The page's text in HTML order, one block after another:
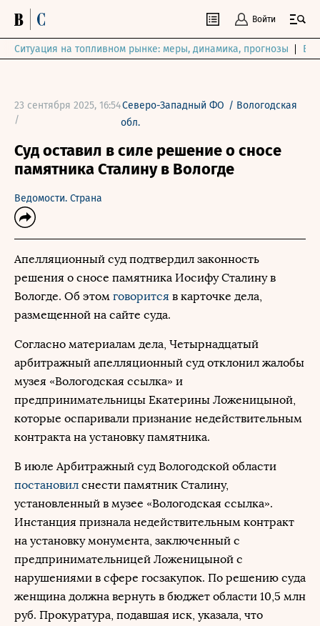
Войти
Ситуация на топливном рынке: меры, динамика, прогнозы
23 сентября 2025, 16:54
/
Северо-Западный ФО / Вологодская
обл.
Суд оставил в силе решение о сносе
памятника Сталину в Вологде
Ведомости. Страна
Апелляционный суд подтвердил законность
решения о сносе памятника Иосифу Сталину в
Вологде. Об этом говорится в карточке дела,
размещенной на сайте суда.
Согласно материалам дела, Четырнадцатый
арбитражный апелляционный суд отклонил жалобы
музея «Вологодская ссылка» и
предпринимательницы Екатерины Ложеницыной,
которые оспаривали признание недействительным
контракта на установку памятника.
В июле Арбитражный суд Вологодской области
постановил снести памятник Сталину,
установленный в музее «Вологодская ссылка».
Инстанция признала недействительным контракт
на установку монумента, заключенный с
предпринимательницей Ложеницыной с
нарушениями в сфере госзакупок. По решению суда
женщина должна вернуть в бюджет области 10,5 млн
руб. Прокуратура, подавшая иск, указала, что